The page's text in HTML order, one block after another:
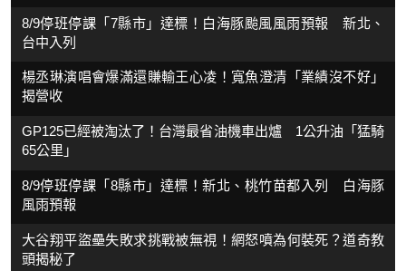
8/9停班停課「7縣市」達標！白海豚颱風風雨預報 新北、
台中入列
楊丞琳演唱會爆滿還賺輸王心凌！寬魚澄清「業績沒不好」
揭營收
GP125已經被淘汰了！台灣最省油機車出爐 1公升油「猛騎
65公里」
8/9停班停課「8縣市」達標！新北、桃竹苗都入列 白海豚
風雨預報
大谷翔平盜壘失敗求挑戰被無視！網怒噴為何裝死？道奇教
頭揭秘了